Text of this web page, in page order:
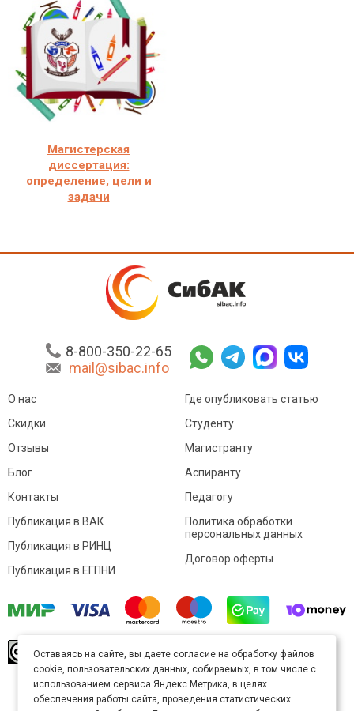
Магистерская
диссертация:
определение, цели и
задачи
8-800-350-22-65
mail@sibac.info
О нас
Скидки
Отзывы
Блог
Контакты
Где опубликовать статью
Студенту
Магистранту
Аспиранту
Педагогу
Публикация в ВАК
Публикация в РИНЦ
Публикация в ЕГПНИ
Политика обработки
персональных данных
Договор оферты
произведение доступно полицензии Creative
Commons «Attribution» («Атрибуция») 4.0
Непортированная.
Карта сайта
Оставаясь на сайте, вы даете согласие на обработку файлов
cookie, пользовательских данных, собираемых, в том числе с
использованием сервиса Яндекс.Метрика, в целях
обеспечения работы сайта, проведения статистических